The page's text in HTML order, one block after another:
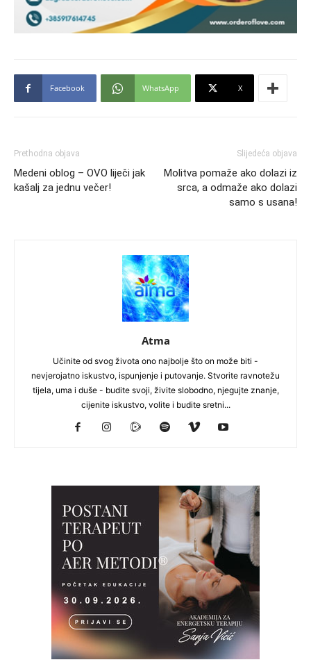
Facebook WhatsApp X
Prethodna objava
Medeni oblog – OVO liječi jak
kašalj za jednu večer!
Slijedeća objava
Molitva pomaže ako dolazi iz
srca, a odmaže ako dolazi
samo s usana!
Atma
Učinite od svog života ono najbolje što on može biti -
nevjerojatno iskustvo, ispunjenje i putovanje. Stvorite ravnotežu
tijela, uma i duše - budite svoji, živite slobodno, njegujte znanje,
cijenite iskustvo, volite i budite sretni...